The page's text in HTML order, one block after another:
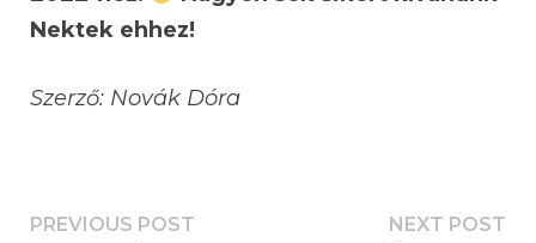
Nektek ehhez!
Szerző: Novák Dóra
PREVIOUS POST NEXT POST